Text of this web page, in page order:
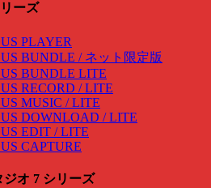
ーズ
PLAYER
BUNDLE / ネット限定版
BUNDLE LITE
RECORD / LITE
MUSIC / LITE
DOWNLOAD / LITE
EDIT / LITE
CAPTURE
ジオ 7 シリーズ